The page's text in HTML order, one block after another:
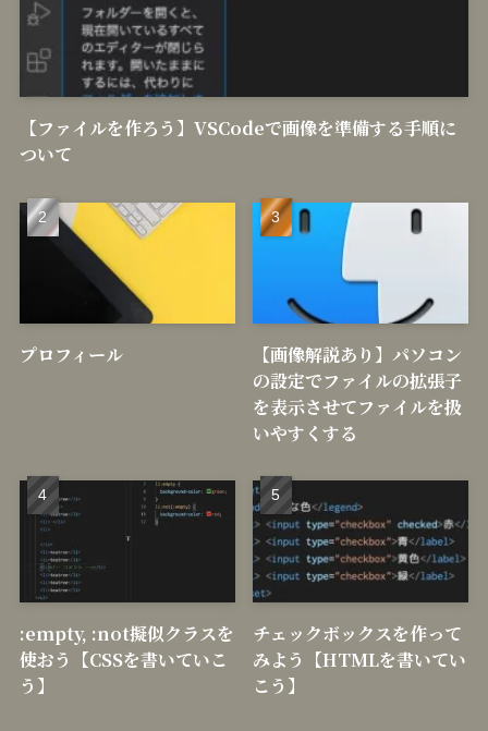
【ファイルを作ろう】VSCodeで画像を準備する手順に
ついて
プロフィール
【画像解説あり】パソコン
の設定でファイルの拡張子
を表示させてファイルを扱
いやすくする
:empty, :not擬似クラスを
使おう【CSSを書いていこ
う】
チェックボックスを作って
みよう【HTMLを書いてい
こう】